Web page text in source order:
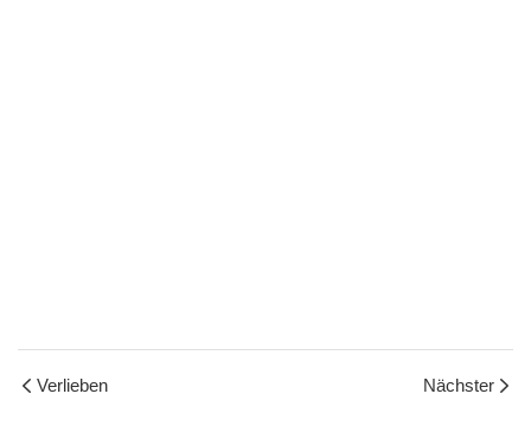
Verlieben Nächster